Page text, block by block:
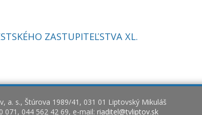
ZASTUPITEĽSTVA XL.
a. s., Štúrova 1989/41, 031 01 Liptovský Mikuláš
071, 044 562 42 69, e-mail: riaditel@tvliptov.sk